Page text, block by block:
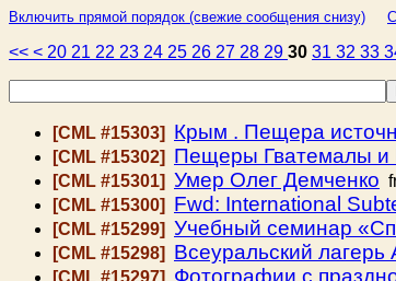
Включить прямой порядок (свежие сообщения снизу)
<< < 20 21 22 23 24 25 26 27 28 29 30 31 32 33
[CML #15303] Крым . Пещера
[CML #15302] Пещеры Гватемалы и
[CML #15301] Умер Олег Демченко
[CML #15300] Fwd: International
[CML #15299] Учебный семинар
[CML #15298] Всеуральский
[CML #15297] Фотографии с